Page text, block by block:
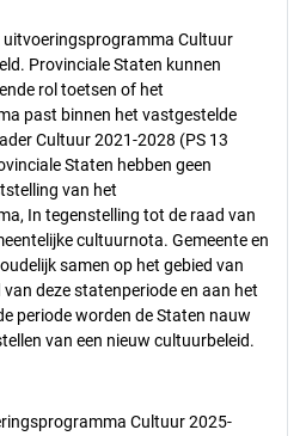
uitvoeringsprogramma Cultuur
Provinciale Staten kunnen
rol toetsen of het
past binnen het vastgestelde
Cultuur 2021-2028 (PS 13
Staten hebben geen
van het
In tegenstelling tot de raad van
cultuurnota. Gemeente en
samen op het gebied van
deze statenperiode en aan het
periode worden de Staten nauw
van een nieuw cultuurbeleid.
Cultuur 2025-